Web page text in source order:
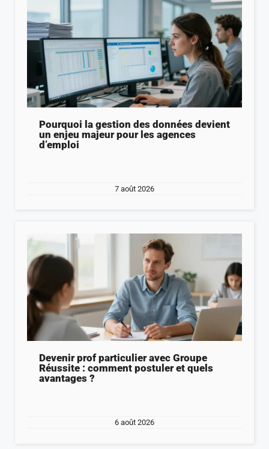
Pourquoi la gestion des données devient
un enjeu majeur pour les agences
d’emploi
7 août 2026
Devenir prof particulier avec Groupe
Réussite : comment postuler et quels
avantages ?
6 août 2026